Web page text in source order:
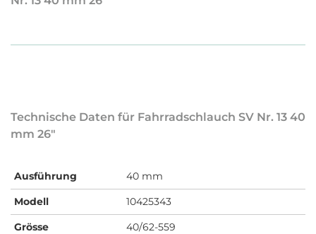
Technische Daten für Fahrradschlauch SV Nr. 13 40
mm 26"
Ausführung
40 mm
Modell
10425343
Grösse
40/62-559